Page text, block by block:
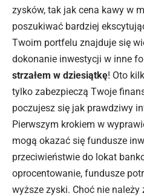
zysków, tak jak cena kawy w
poszukiwać bardziej
Twoim portfelu znajduje się
dokonanie inwestycji w inne
strzałem w dziesiątkę! Oto
tylko zabezpieczą Twoje
poczujesz się jak prawdziwy
Pierwszym krokiem w
mogą okazać się fundusze
przeciwieństwie do lokat
oprocentowanie, fundusze
wyższe zyski. Choć nie